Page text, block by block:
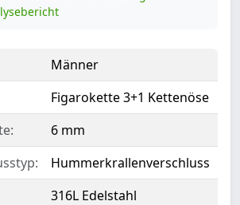
Männer
Figarokette 3+1 Kettenöse
6 mm
Hummerkrallenverschluss
316L Edelstahl